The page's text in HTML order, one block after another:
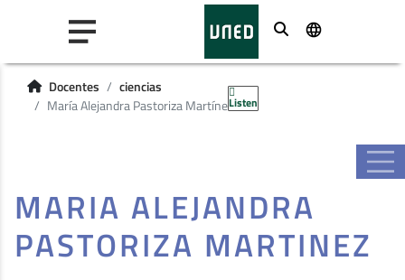
Buscar
Docentes
ciencias
María Alejandra Pastoriza MartínezListen
MARIA ALEJANDRA
PASTORIZA MARTINEZ